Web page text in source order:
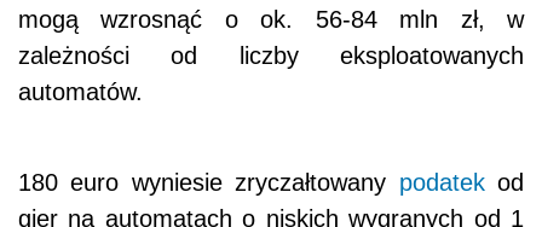
mogą wzrosnąć o ok. 56-84 mln zł, w
zależności od liczby eksploatowanych
automatów.
180 euro wyniesie zryczałtowany podatekod
gier na automatach o niskich wygranych od 1